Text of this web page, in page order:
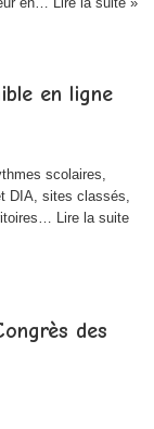
en ligne
scolaires,
DIA, sites classés,
Lire la suite
des